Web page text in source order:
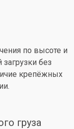
по высоте и
без
крепёжных
груза